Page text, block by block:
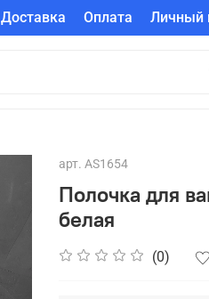
Доставка Оплата Личный
арт. AS1654
Полочка для
белая
(0)